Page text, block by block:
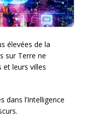
élevées de la
sur Terre ne
et leurs villes
dans l’Intelligence